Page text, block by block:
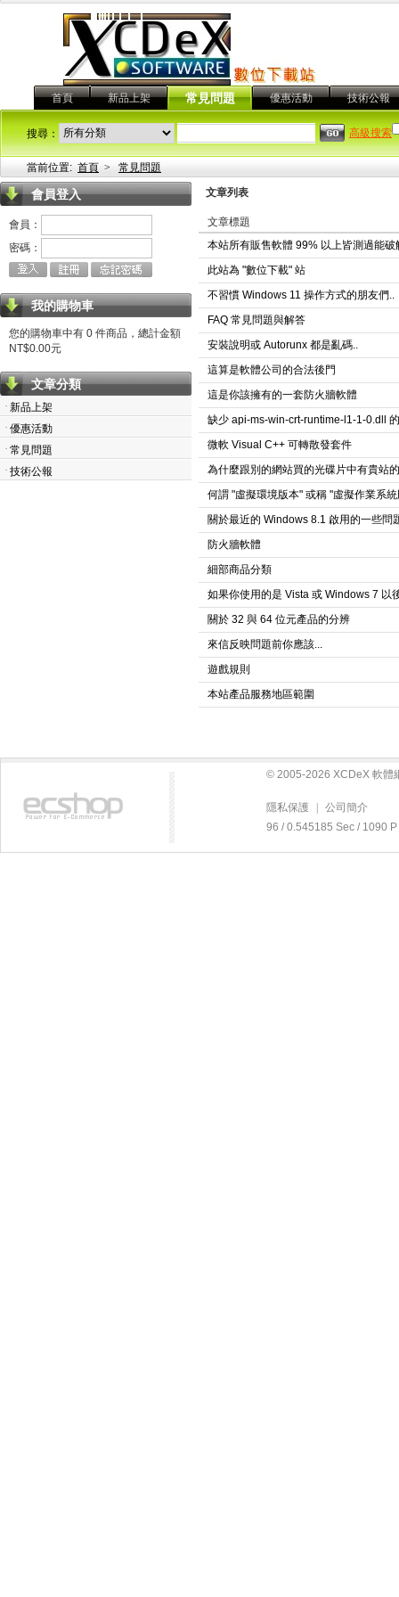
首頁 新品上架 常見問題 優惠活動 技術公報
搜尋： 高級搜索
當前位置: 首頁 > 常見問題
會員登入
會員：
密碼：
我的購物車
您的購物車中有 0 件商品，總計金額
NT$0.00元
文章分類
· 新品上架
· 優惠活動
· 常見問題
· 技術公報
文章列表
文章標題
本站所有販售軟體 99% 以上皆測過能破
此站為 "數位下載" 站
不習慣 Windows 11 操作方式的朋友們..
FAQ 常見問題與解答
安裝說明或 Autorunx 都是亂碼..
這算是軟體公司的合法後門
這是你該擁有的一套防火牆軟體
缺少 api-ms-win-crt-runtime-l1-1-0.dll
微軟 Visual C++ 可轉散發套件
為什麼跟別的網站買的光碟片中有貴站
何謂 "虛擬環境版本" 或稱 "虛擬作業系
關於最近的 Windows 8.1 啟用的一些問
防火牆軟體
細部商品分類
如果你使用的是 Vista 或 Windows 7 以
關於 32 與 64 位元產品的分辨
來信反映問題前你應該...
遊戲規則
本站產品服務地區範圍
© 2005-2026 XCDeX 軟體
隱私保護
公司簡介
96 / 0.545185 Sec / 1090